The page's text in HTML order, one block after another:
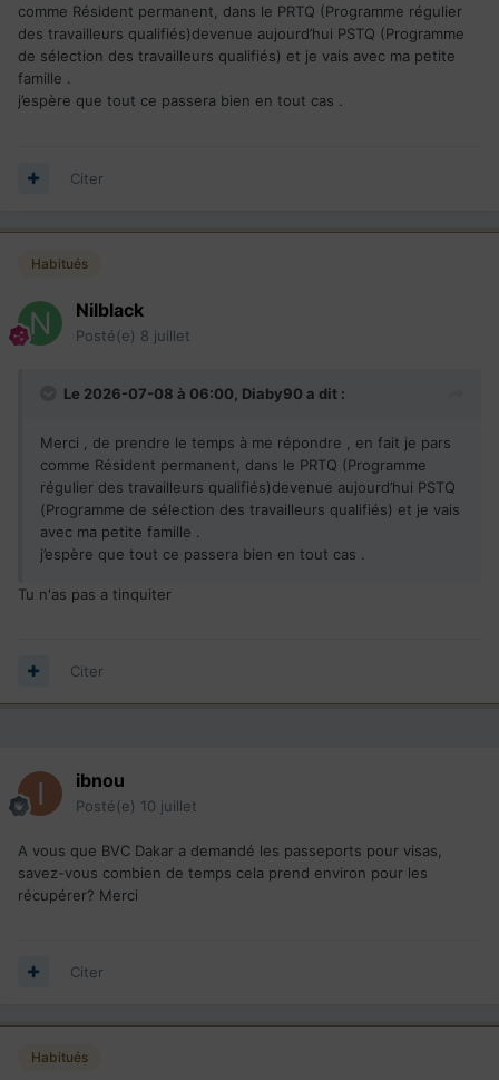
comme Résident permanent, dans le PRTQ (Programme régulier
des travailleurs qualifiés)devenue aujourd’hui PSTQ (Programme
de sélection des travailleurs qualifiés) et je vais avec ma petite
famille .
j’espère que tout ce passera bien en tout cas .
Citer
Habitués
Nilblack
Posté(e) 8 juillet
Le 2026-07-08 à 06:00, Diaby90 a dit :
Merci , de prendre le temps à me répondre , en fait je pars
comme Résident permanent, dans le PRTQ (Programme
régulier des travailleurs qualifiés)devenue aujourd’hui PSTQ
(Programme de sélection des travailleurs qualifiés) et je vais
avec ma petite famille .
j’espère que tout ce passera bien en tout cas .
Tu n'as pas a tinquiter
Citer
ibnou
Posté(e) 10 juillet
A vous que BVC Dakar a demandé les passeports pour visas,
savez-vous combien de temps cela prend environ pour les
récupérer? Merci
Citer
Habitués